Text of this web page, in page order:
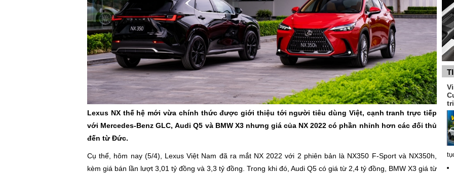
Lexus NX thế hệ mới vừa chính thức được giới thiệu tới người tiêu dùng Việt, cạnh tranh trực tiếp
với Mercedes-Benz GLC, Audi Q5 và BMW X3 nhưng giá của NX 2022 có phần nhỉnh hơn các đối thủ
đến từ Đức.
Cụ thể, hôm nay (5/4), Lexus Việt Nam đã ra mắt NX 2022 với 2 phiên bản là NX350 F-Sport và NX350h,
kèm giá bán lần lượt 3,01 tỷ đồng và 3,3 tỷ đồng. Trong khi đó, Audi Q5 có giá từ 2,4 tỷ đồng, BMW X3 giá từ